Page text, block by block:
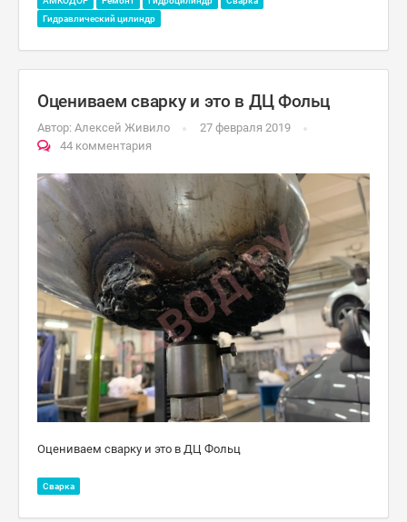
Гидравлический цилиндр
Оцениваем сварку и это в ДЦ Фольц
Автор: Алексей Живило
27 февраля 2019
44 комментария
Оцениваем сварку и это в ДЦ Фольц
Сварка